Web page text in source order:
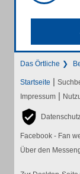
Das Örtliche
Startseite |
Impressum |
Facebook - Fan
Über den